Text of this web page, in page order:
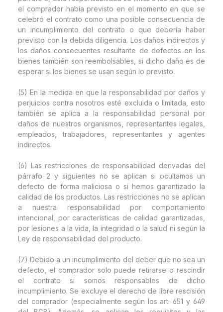
el comprador había previsto en el momento en que se
celebró el contrato como una posible consecuencia de
un incumplimiento del contrato o que debería haber
previsto con la debida diligencia. Los daños indirectos y
los daños consecuentes resultante de defectos en los
bienes también son reembolsables, si dicho daño es de
esperar si los bienes se usan según lo previsto.
(5) En la medida en que la responsabilidad por daños y
perjuicios contra nosotros esté excluida o limitada, esto
también se aplica a la responsabilidad personal por
daños de nuestros organismos, representantes legales,
empleados, trabajadores, representantes y agentes
indirectos.
(6) Las restricciones de responsabilidad derivadas del
párrafo 2 y siguientes no se aplican si ocultamos un
defecto de forma maliciosa o si hemos garantizado la
calidad de los productos. Las restricciones no se aplican
a nuestra responsabilidad por comportamiento
intencional, por características de calidad garantizadas,
por lesiones a la vida, la integridad o la salud ni según la
Ley de responsabilidad del producto.
(7) Debido a un incumplimiento del deber que no sea un
defecto, el comprador solo puede retirarse o rescindir
el contrato si somos responsables de dicho
incumplimiento. Se excluye el derecho de libre rescisión
del comprador (especialmente según los art. 651 y 649